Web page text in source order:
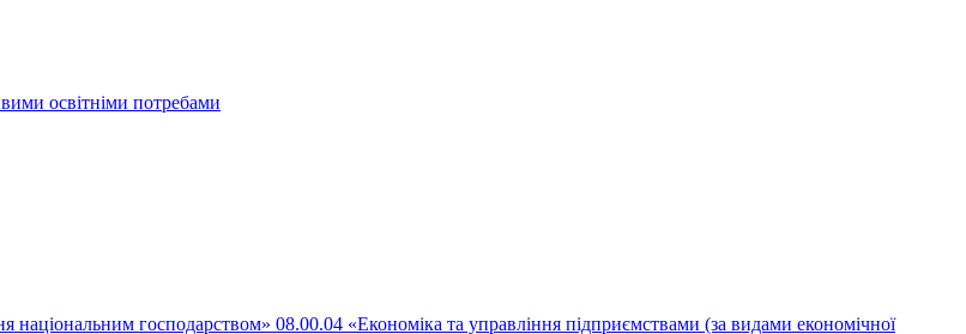
освітніми потребами
національним господарством» 08.00.04 «Економіка та управління підприємствами (за видами економічної